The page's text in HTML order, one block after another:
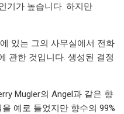
기가 높습니다. 하지만
있는 그의 사무실에서 전화
관한 것입니다. 생성된 결정
Mugler의 Angel과 같은 향
예로 들었지만 향수의 99%